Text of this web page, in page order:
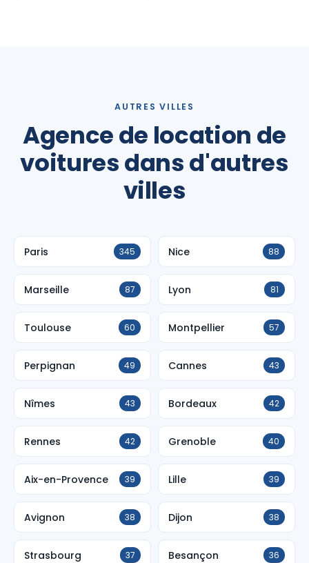
AUTRES VILLES
Agence de location de
voitures dans d'autres
villes
Paris 345 Nice 88
Marseille 87 Lyon 81
Toulouse 60 Montpellier 57
Perpignan 49 Cannes 43
Nîmes 43 Bordeaux 42
Rennes 42 Grenoble 40
Aix-en-Provence 39 Lille 39
Avignon 38 Dijon 38
Strasbourg 37 Besançon 36